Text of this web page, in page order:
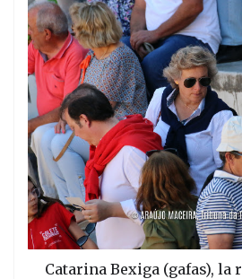
Catarina Bexiga (gafas), la